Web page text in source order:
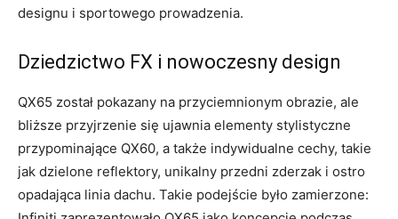
designu i sportowego prowadzenia.
Dziedzictwo FX i nowoczesny design
QX65 został pokazany na przyciemnionym obrazie, ale
bliższe przyjrzenie się ujawnia elementy stylistyczne
przypominające QX60, a także indywidualne cechy, takie
jak dzielone reflektory, unikalny przedni zderzak i ostro
opadająca linia dachu. Takie podejście było zamierzone: